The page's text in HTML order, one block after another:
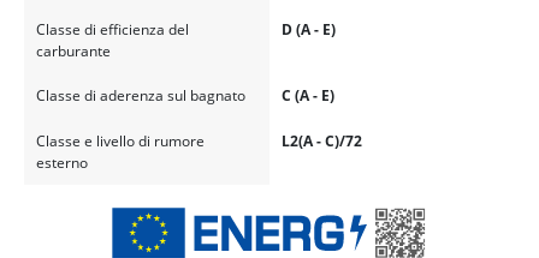
Classe di efficienza del
carburante
D (A - E)
Classe di aderenza sul bagnato C (A - E)
Classe e livello di rumore
esterno
L2(A - C)/72